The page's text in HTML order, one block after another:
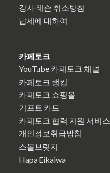
강사 레슨 취소방침
납세에 대하여
카페토크
YouTube 카페토크 채널
카페토크 랭킹
카페토크 쇼핑몰
기프트 카드
카페토크 협력 지원 서비스
개인정보취급방침
스몰브릿지
Hapa Eikaiwa